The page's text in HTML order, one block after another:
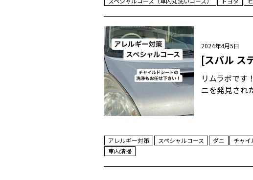
2024年4月5日
[スバル ス
リムラボで
ニを発見さ
アレルギー対策 スペシャルコース ダニ チャイ
車内清掃